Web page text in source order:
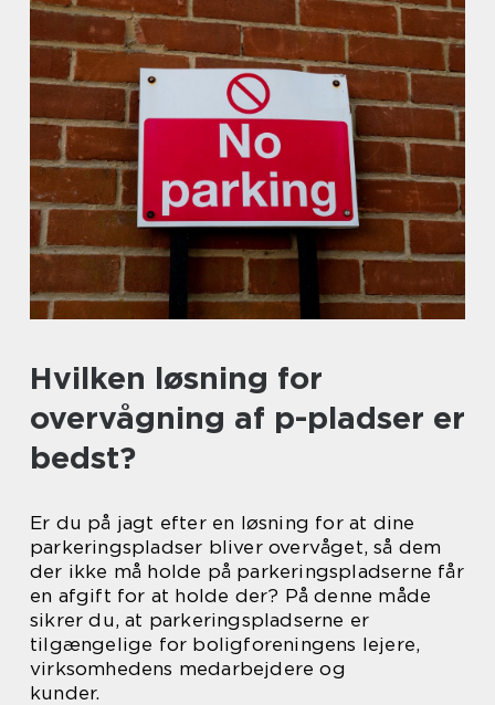
Hvilken løsning for
overvågning af p-pladser er
bedst?
Er du på jagt efter en løsning for at dine
parkeringspladser bliver overvåget, så dem
der ikke må holde på parkeringspladserne får
en afgift for at holde der? På denne måde
sikrer du, at parkeringspladserne er
tilgængelige for boligforeningens lejere,
virksomhedens medarbejdere og
kunder.